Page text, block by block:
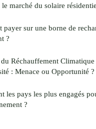
marché du solaire
payer sur une borne de
?
Réchauffement Climatique
: Menace ou Opportunité ?
les pays les plus engagés
?